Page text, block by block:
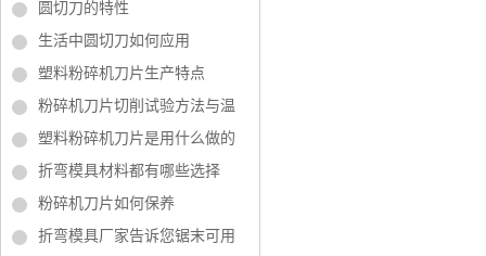
圆切刀的特性
生活中圆切刀如何应用
塑料粉碎机刀片生产特点
粉碎机刀片切削试验方法与温
塑料粉碎机刀片是用什么做的
折弯模具材料都有哪些选择
粉碎机刀片如何保养
折弯模具厂家告诉您锯末可用